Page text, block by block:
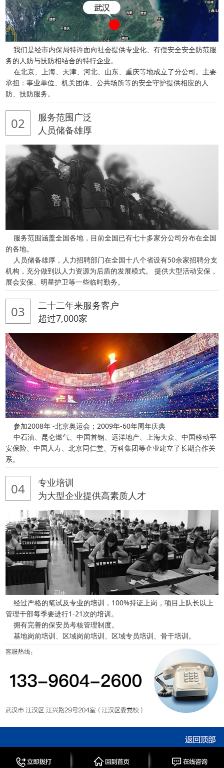
我们是经市内保局特许面向社会提供专业化、有偿安全安全防范服
务的人防与技防相结合的特行企业。
在北京、上海、天津、河北、山东、重庆等地成立了分公司。主要
承担：事业单位、机关团体、公共场所等的安全守护提供相应的人
防、技防服务。
02
服务范围广泛
人员储备雄厚
服务范围涵盖全国各地，目前全国已有七十多家分公司分布在全国
的各地。
人员储备雄厚，人力招聘部门在全国十八个省设有50余家招聘分支
机构，充分做到以人力资源为后盾的发展模式。 提供大型活动安保，
展会安保、明星护卫等一些临时勤务。
03
二十二年来服务客户
超过7,000家
参加2008年 -北京奥运会；2009年-60年周年庆典
中石油、昆仑燃气、中国首钢、远洋地产、上海大众、中国移动平
安保险、中国人寿、北京同仁堂、万科集团等企业建立了长期合作关
系。
04
专业培训
为大型企业提供高素质人才
经过严格的笔试及专业的培训，100%持证上岗，项目上队长以上
管理干部每季要进行1-21次的培训。
拥有完善的保安员考核管理制度。
基地岗前培训、区域岗前培训、区域专员培训、骨干培训。